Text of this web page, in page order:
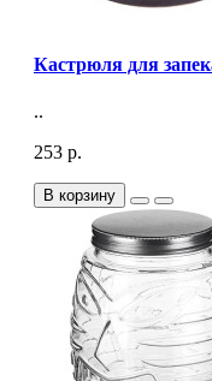
Кастрюля для
..
253 р.
В корзину